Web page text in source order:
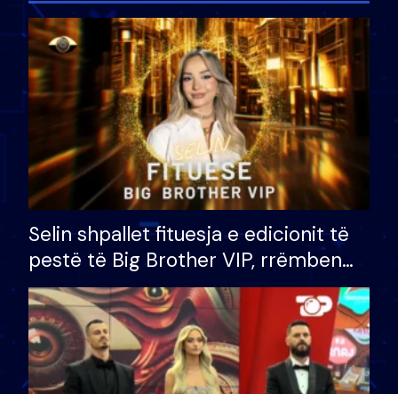
Selin shpallet fituesja e edicionit të
pestë të Big Brother VIP, rrëmben
çmimin e madh prej 100 mijë eurosh